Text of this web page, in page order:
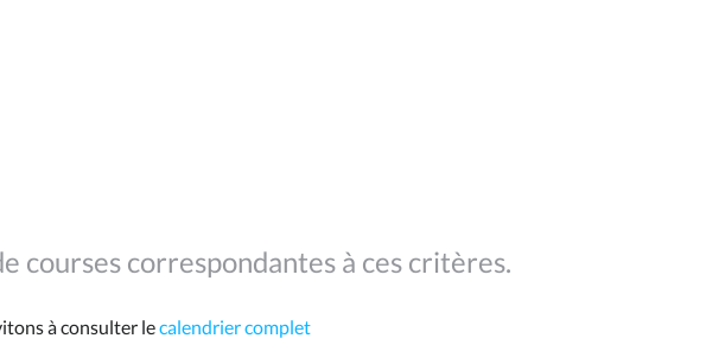
courses correspondantes à ces critères.
à consulter lecalendrier complet